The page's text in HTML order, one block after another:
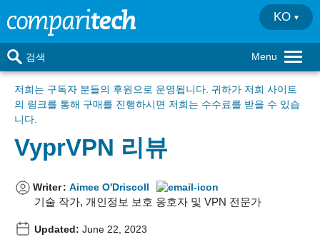
Menu
검색
KO
저희는 구독자 분들의 후원으로 운영됩니다 . 귀하가 저희 사이트
의 링크를 통해 구매를 진행하시면 저희는 수수료를 받을 수 있습
니다.
VyprVPN 리뷰
Writer: Aimee O'Driscoll
기술 작가, 개인정보 보호 옹호자 및 VPN 전문가
Updated: June 22, 2023